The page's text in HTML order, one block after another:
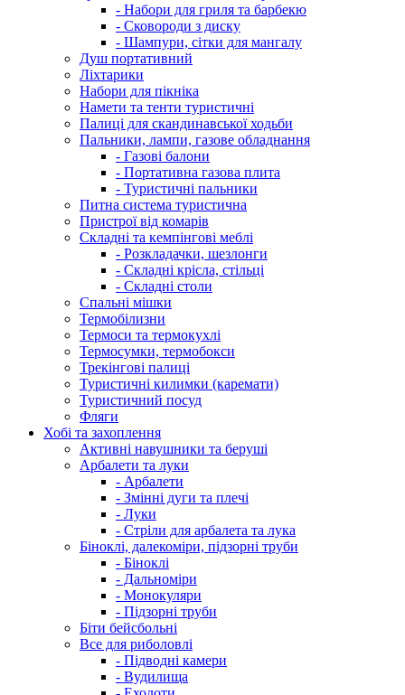
- Набори для гриля та барбекю
- Сковороди з диску
- Шампури, сітки для мангалу
Душ портативний
Ліхтарики
Набори для пікніка
Намети та тенти туристичні
Палиці для скандинавської ходьби
Пальники, лампи, газове обладнання
- Газові балони
- Портативна газова плита
- Туристичні пальники
Питна система туристична
Пристрої від комарів
Складні та кемпінгові меблі
- Розкладачки, шезлонги
- Складні крісла, стільці
- Складні столи
Спальні мішки
Термобілизни
Термоси та термокухлі
Термосумки, термобокси
Трекінгові палиці
Туристичні килимки (каремати)
Туристичний посуд
Фляги
Хобі та захоплення
Активні навушники та беруші
Арбалети та луки
- Арбалети
- Змінні дуги та плечі
- Луки
- Стріли для арбалета та лука
Біноклі, далекоміри, підзорні труби
- Біноклі
- Дальноміри
- Монокуляри
- Підзорні труби
Біти бейсбольні
Все для риболовлі
- Підводні камери
- Вудилища